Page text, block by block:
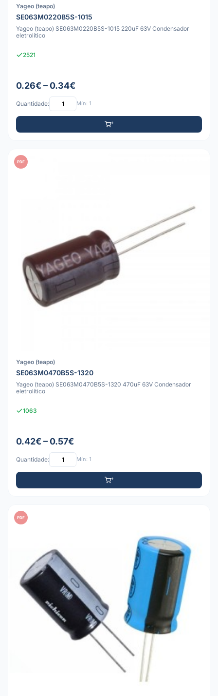
Yageo (teapo)
SE063M0220B5S-1015
Yageo (teapo) SE063M0220B5S-1015 220uF 63V Condensador
eletrolítico
2521
0.26€ – 0.34€
Quantidade: Mín: 1
PDF
Yageo (teapo)
SE063M0470B5S-1320
Yageo (teapo) SE063M0470B5S-1320 470uF 63V Condensador
eletrolítico
1063
0.42€ – 0.57€
Quantidade: Mín: 1
PDF